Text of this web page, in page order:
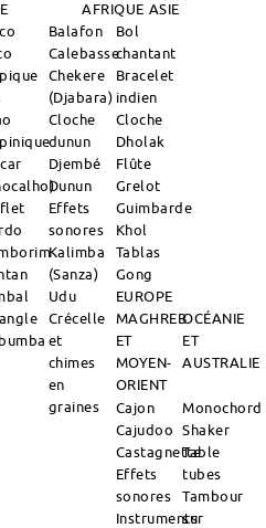
AFRIQUE ASIE
Balafon
Calebasse
Chekere
(Djabara)
Cloche
dunun
Djembé
Dunun
Effets
sonores
Kalimba
(Sanza)
Udu
Crécelle
et
chimes
en
graines
Bol
chantant
Bracelet
indien
Cloche
Dholak
Flûte
Grelot
Guimbarde
Khol
Tablas
Gong
EUROPE
MAGHREB
ET
MOYEN-
ORIENT
OCÉANIE
ET
AUSTRALIE
Cajon
Cajudoo
Castagnette
Effets
sonores
Instruments
Monochord
Shaker
Table
tubes
Tambour
sur